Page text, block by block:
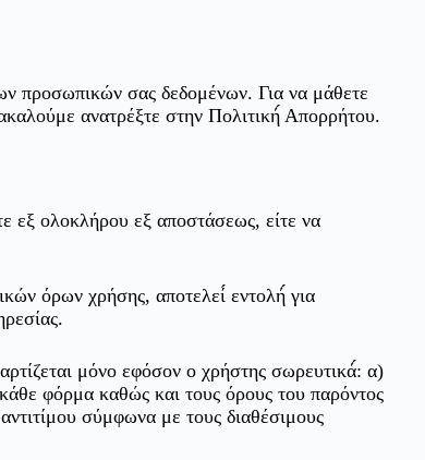
προσωπικών σας δεδομένων. Για να μάθετε
ανατρέξτε στην Πολιτική́ Απορρήτου.
εξ ολοκλήρου εξ αποστάσεως, είτε να
όρων χρήσης, αποτελεί́ εντολή́ για
μόνο εφόσον ο χρήστης σωρευτικά́: α)
φόρμα καθώς και τους όρους του παρόντος
σύμφωνα με τους διαθέσιμους